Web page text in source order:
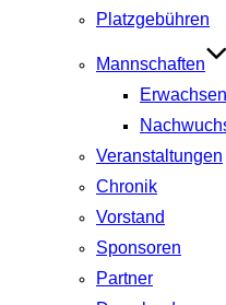
Platzgebühren
Mannschaften
Veranstaltungen
Chronik
Vorstand
Sponsoren
Partner